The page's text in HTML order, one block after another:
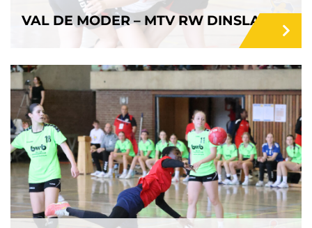
VAL DE MODER – MTV RW DINSLAKEN